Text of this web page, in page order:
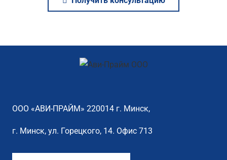
ООО «АВИ-ПРАЙМ» 220014 г. Минск,
г. Минск, ул. Горецкого, 14. Офис 713